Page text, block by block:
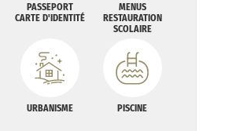
PASSEPORT
CARTE D'IDENTITÉ
MENUS
RESTAURATION
SCOLAIRE
URBANISME PISCINE